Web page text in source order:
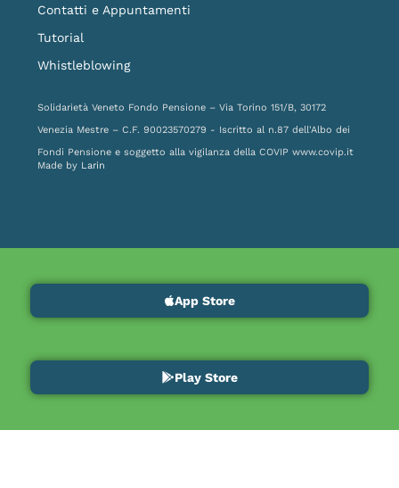
Contatti e Appuntamenti
Tutorial
Whistleblowing
Solidarietà Veneto Fondo Pensione – Via Torino 151/B, 30172
Venezia Mestre – C.F. 90023570279 - Iscritto al n.87 dell'Albo dei
Fondi Pensione e soggetto alla vigilanza della COVIP www.covip.it
Made by Larin
App Store
Play Store